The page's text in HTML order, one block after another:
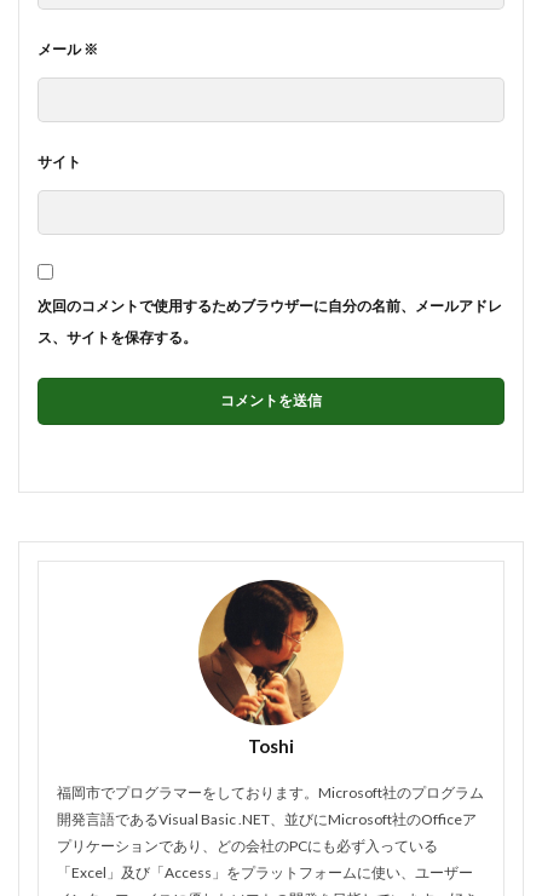
メール※
サイト
次回のコメントで使用するためブラウザーに自分の名前、メールアドレ
ス、サイトを保存する。
Toshi
福岡市でプログラマーをしております。Microsoft社のプログラム
開発言語であるVisual Basic .NET、並びにMicrosoft社のOfficeア
プリケーションであり、どの会社のPCにも必ず入っている
「Excel」及び「Access」をプラットフォームに使い、ユーザー